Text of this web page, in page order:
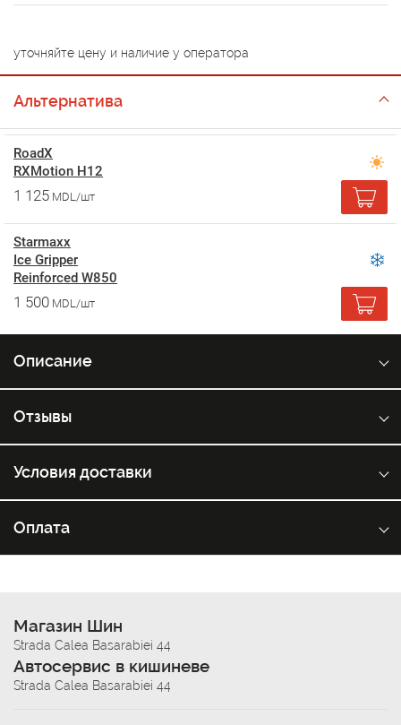
уточняйте цену и наличие у оператора
Альтернатива
RoadX
RXMotion H12
1 125 MDL/шт
Starmaxx
Ice Gripper
Reinforced W850
1 500 MDL/шт
Описание
Отзывы
Условия доставки
Оплата
Магазин Шин
Strada Calea Basarabiei 44
Автосервис в кишиневе
Strada Calea Basarabiei 44